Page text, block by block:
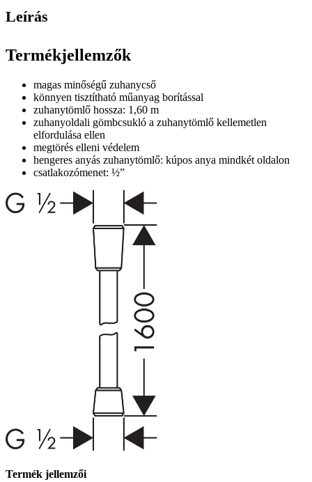
Leírás
Termékjellemzők
magas minőségű zuhanycső
könnyen tisztítható műanyag borítással
zuhanytömlő hossza: 1,60 m
zuhanyoldali gömbcsukló a zuhanytömlő kellemetlen
elfordulása ellen
megtörés elleni védelem
hengeres anyás zuhanytömlő: kúpos anya mindkét oldalon
csatlakozómenet: ½”
Termék jellemzői